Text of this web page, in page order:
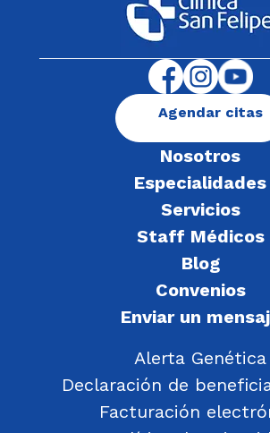
Nosotros
Especialidades
Servicios
Staff Médicos
Blog
Convenios
Enviar un
Alerta Genética
Declaración de
Facturación
Agendar citas